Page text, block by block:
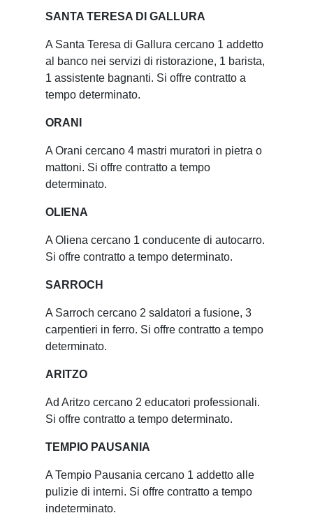
SANTA TERESA DI GALLURA
A Santa Teresa di Gallura cercano 1 addetto
al banco nei servizi di ristorazione, 1 barista,
1 assistente bagnanti. Si offre contratto a
tempo determinato.
ORANI
A Orani cercano 4 mastri muratori in pietra o
mattoni. Si offre contratto a tempo
determinato.
OLIENA
A Oliena cercano 1 conducente di autocarro.
Si offre contratto a tempo determinato.
SARROCH
A Sarroch cercano 2 saldatori a fusione, 3
carpentieri in ferro. Si offre contratto a tempo
determinato.
ARITZO
Ad Aritzo cercano 2 educatori professionali.
Si offre contratto a tempo determinato.
TEMPIO PAUSANIA
A Tempio Pausania cercano 1 addetto alle
pulizie di interni. Si offre contratto a tempo
indeterminato.